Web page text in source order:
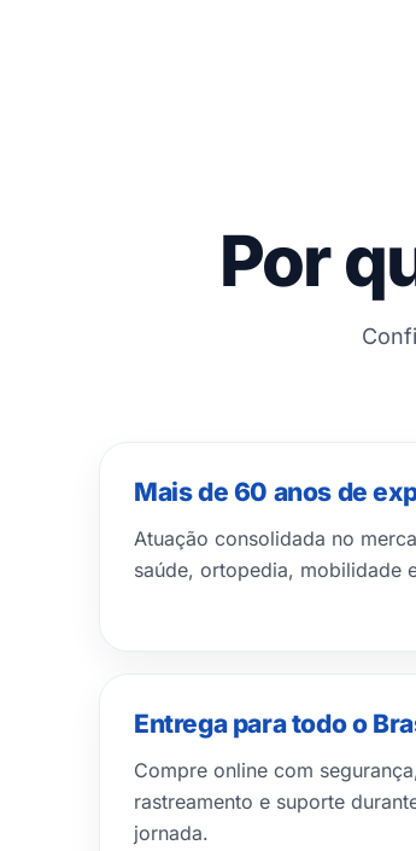
Por
Mais de 60 anos de
Atuação consolidada no
saúde, ortopedia, mobilidade
Entrega para todo o
Compre online com
rastreamento e suporte
jornada.